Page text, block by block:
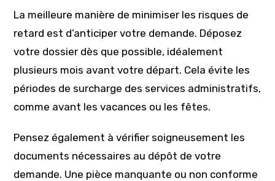
La meilleure manière de minimiser les risques de
retard est d’anticiper votre demande. Déposez
votre dossier dès que possible, idéalement
plusieurs mois avant votre départ. Cela évite les
périodes de surcharge des services administratifs,
comme avant les vacances ou les fêtes.
Pensez également à vérifier soigneusement les
documents nécessaires au dépôt de votre
demande. Une pièce manquante ou non conforme